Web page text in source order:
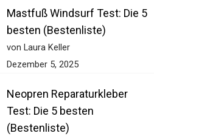
Mastfuß Windsurf Test: Die 5
besten (Bestenliste)
von Laura Keller
Dezember 5, 2025
Neopren Reparaturkleber
Test: Die 5 besten
(Bestenliste)